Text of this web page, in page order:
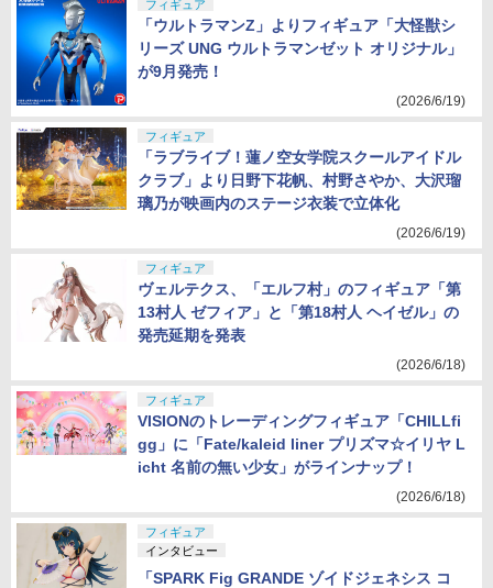
フィギュア
「ウルトラマンZ」よりフィギュア「大怪獣シ
リーズ UNG ウルトラマンゼット オリジナル」
が9月発売！
(2026/6/19)
フィギュア
「ラブライブ！蓮ノ空女学院スクールアイドル
クラブ」より日野下花帆、村野さやか、大沢瑠
璃乃が映画内のステージ衣装で立体化
(2026/6/19)
フィギュア
ヴェルテクス、「エルフ村」のフィギュア「第
13村人 ゼフィア」と「第18村人 ヘイゼル」の
発売延期を発表
(2026/6/18)
フィギュア
VISIONのトレーディングフィギュア「CHILLfi
gg」に「Fate/kaleid liner プリズマ☆イリヤ L
icht 名前の無い少女」がラインナップ！
(2026/6/18)
フィギュア
インタビュー
「SPARK Fig GRANDE ゾイドジェネシス コ